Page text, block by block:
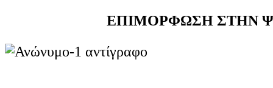
ΕΠΙΜΟΡΦΩΣΗ ΣΤΗΝ